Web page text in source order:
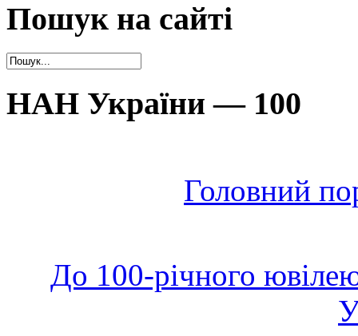
Пошук на сайті
НАН України — 100
Головний
До 100-річного